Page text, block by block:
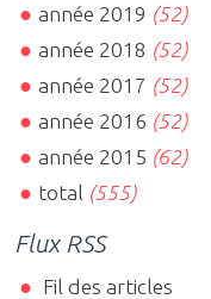
année 2019 (52)
année 2018 (52)
année 2017 (52)
année 2016 (52)
année 2015 (62)
total (555)
Flux RSS
Fil des articles